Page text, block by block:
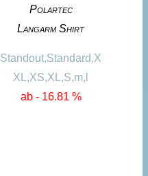
Polartec
Langarm Shirt
Standout,Standard,X
XL,XS,XL,S,m,l
ab - 16.81 %